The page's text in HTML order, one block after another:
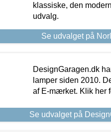
klassiske, den
udvalg.
Se udvalget på
DesignGaragen.dk
lamper siden 2010.
af E-mærket. Klik her
Se udvalget på